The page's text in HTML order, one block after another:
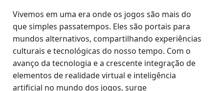
Vivemos em uma era onde os jogos são mais do
que simples passatempos. Eles são portais para
mundos alternativos, compartilhando experiências
culturais e tecnológicas do nosso tempo. Com o
avanço da tecnologia e a crescente integração de
elementos de realidade virtual e inteligência
artificial no mundo dos jogos, surge